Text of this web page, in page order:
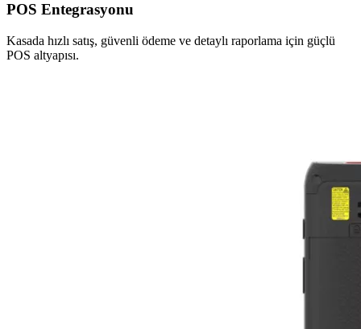
POS Entegrasyonu
Kasada hızlı satış, güvenli ödeme ve detaylı raporlama için güçlü
POS altyapısı.